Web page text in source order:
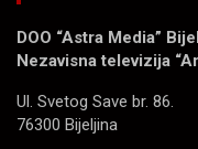
DOO “Astra Media”
Nezavisna televizija
Ul. Svetog Save br. 86.
76300 Bijeljina